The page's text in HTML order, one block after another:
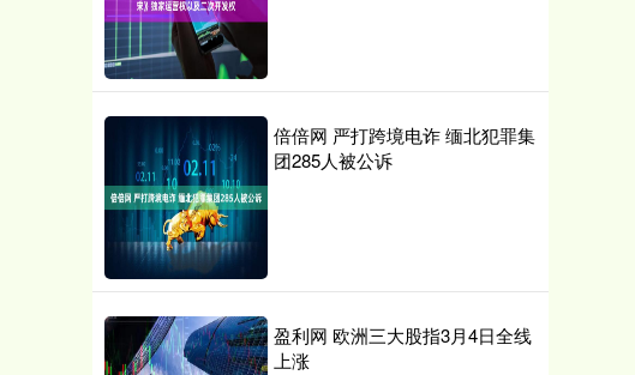
倍倍网 严打跨境电诈 缅北犯罪集
团285人被公诉
盈利网 欧洲三大股指3月4日全线
上涨